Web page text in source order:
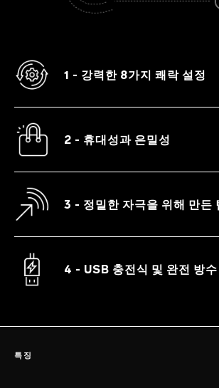
1 - 강력한 8가지 쾌락 설정
MIA™ 3는 안달 나게 하는
합니다.
2 - 휴대성과 은밀성
MIA™ 3는 아담하고 은밀한
3 - 정밀한 자극을 위해 만든
클리토리스 공략에 적합한
니다.
4 - USB 충전식 및 완전 방수
특징